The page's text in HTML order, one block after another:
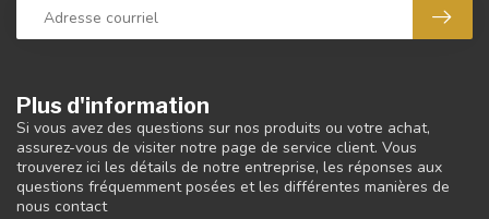
Plus d'information
Si vous avez des questions sur nos produits ou votre achat,
assurez-vous de visiter notre page de service client. Vous
trouverez ici les détails de notre entreprise, les réponses aux
questions fréquemment posées et les différentes manières de
nous contact